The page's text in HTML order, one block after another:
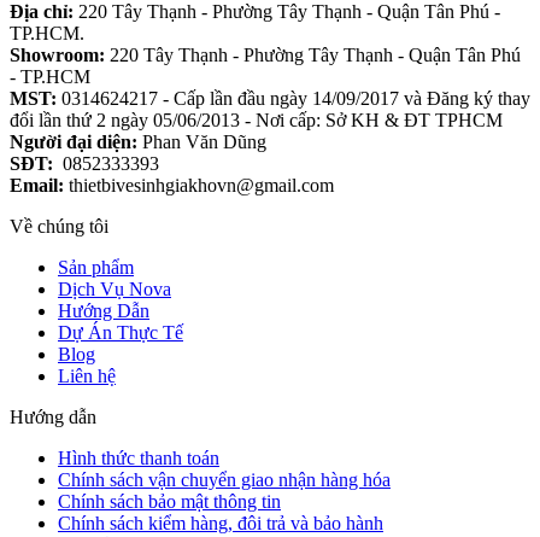
Địa chỉ: 220 Tây Thạnh - Phường Tây Thạnh - Quận Tân Phú -
TP.HCM.
Showroom: 220 Tây Thạnh - Phường Tây Thạnh - Quận Tân Phú
- TP.HCM
MST: 0314624217 - Cấp lần đầu ngày 14/09/2017 và Đăng ký thay
đổi lần thứ 2 ngày 05/06/2013 - Nơi cấp: Sở KH & ĐT TPHCM
Người đại diện: Phan Văn Dũng
SĐT: 0852333393
Email: thietbivesinhgiakhovn@gmail.com
Về chúng tôi
Sản phẩm
Dịch Vụ Nova
Hướng Dẫn
Dự Án Thực Tế
Blog
Liên hệ
Hướng dẫn
Hình thức thanh toán
Chính sách vận chuyển giao nhận hàng hóa
Chính sách bảo mật thông tin
Chính sách kiểm hàng, đôi trả và bảo hành